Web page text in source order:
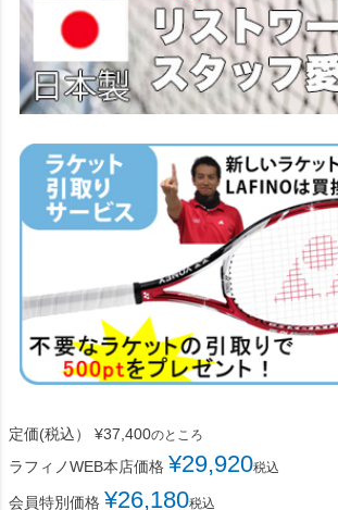
定価(税込） ¥37,400のところ
ラフィノWEB本店価格 ¥29,920税込
会員特別価格 ¥26,180税込